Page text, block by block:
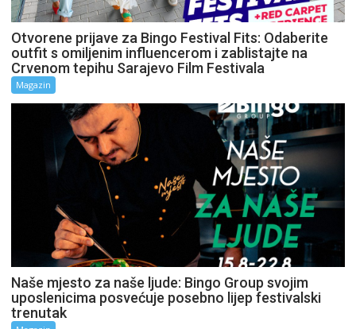
Otvorene prijave za Bingo Festival Fits: Odaberite
outfit s omiljenim influencerom i zablistajte na
Crvenom tepihu Sarajevo Film Festivala
Magazin
Naše mjesto za naše ljude: Bingo Group svojim
uposlenicima posvećuje posebno lijep festivalski
trenutak